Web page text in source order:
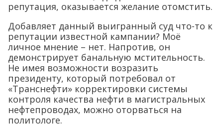
репутация, оказывается желание отомстить.
Добавляет данный выигранный суд что-то к
репутации известной кампании? Моё
личное мнение – нет. Напротив, он
демонстрирует банальную мстительность.
Не имея возможности возразить
президенту, который потребовал от
«Транснефти» корректировки системы
контроля качества нефти в магистральных
нефтепроводах, можно оторваться на
политологе.